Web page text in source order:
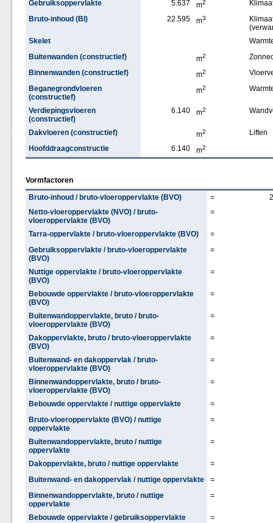
Gebruiksoppervlakte
5.637 m2
Bruto-inhoud (BI)
22.595 m3
Skelet
Buitenwanden (constructief)
m2
Binnenwanden (constructief)
m2
Beganegrondvloeren
(constructief)
m2
Verdiepingsvloeren
(constructief)
6.140 m2
Dakvloeren (constructief) m2
Liften
Hoofddraagconstructie
6.140 m2
Vormfactoren
Bruto-inhoud / bruto-vloeroppervlakte (BVO)
=
Netto-vloeroppervlakte (NVO) / bruto-
vloeroppervlakte (BVO)
=
Tarra-oppervlakte / bruto-vloeroppervlakte (BVO)
=
Gebruiksoppervlakte / bruto-vloeroppervlakte
(BVO)
=
Nuttige oppervlakte / bruto-vloeroppervlakte
(BVO)
=
Bebouwde oppervlakte / bruto-vloeroppervlakte
(BVO)
=
Buitenwandoppervlakte, bruto / bruto-
vloeroppervlakte (BVO)
=
Dakoppervlakte, bruto / bruto-vloeroppervlakte
(BVO)
=
Buitenwand- en dakoppervlak / bruto-
vloeroppervlakte (BVO)
=
Binnenwandoppervlakte, bruto / bruto-
vloeroppervlakte (BVO)
=
Bebouwde oppervlakte / nuttige oppervlakte
=
Bruto-vloeroppervlakte (BVO) / nuttige
oppervlakte
=
Buitenwandoppervlakte, bruto / nuttige
oppervlakte
=
Dakoppervlakte, bruto / nuttige oppervlakte
=
Buitenwand- en dakoppervlak / nuttige oppervlakte
=
Binnenwandoppervlakte, bruto / nuttige
oppervlakte
=
Bebouwde oppervlakte / gebruiksoppervlakte
=